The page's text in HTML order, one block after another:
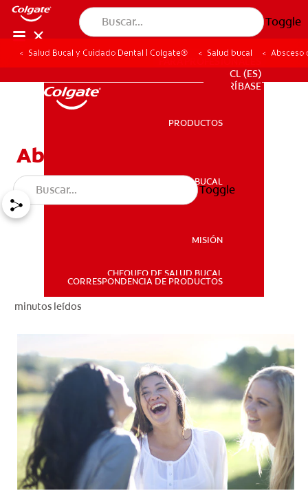
Toggle
SALUD BUCAL
CORRESPONDENCIA DE PRODUCTOS
PARA PROFESIONALES
CL (ES)
SUSCRÍBASE
PARA PROFESIONALES
CL (ES)
SUSCRÍBASE
PRODUCTOS
SALUD BUCAL
MISIÓN
CHEQUEO DE SALUD BUCAL
CORRESPONDENCIA DE PRODUCTOS
Toggle
Salud Bucal y Cuidado Dental | Colgate® Salud bucal Absceso
Absceso dental
minutos leídos